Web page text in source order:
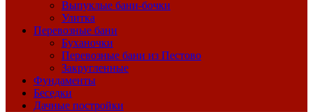
Выпуклые бани-бочки
Улитка
Перевозные бани
Буханочки
Перевозные бани из Пестово
Закругленные
Фундаменты
Беседки
Дачные постройки